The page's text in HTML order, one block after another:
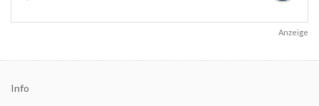
Anzeige
Info